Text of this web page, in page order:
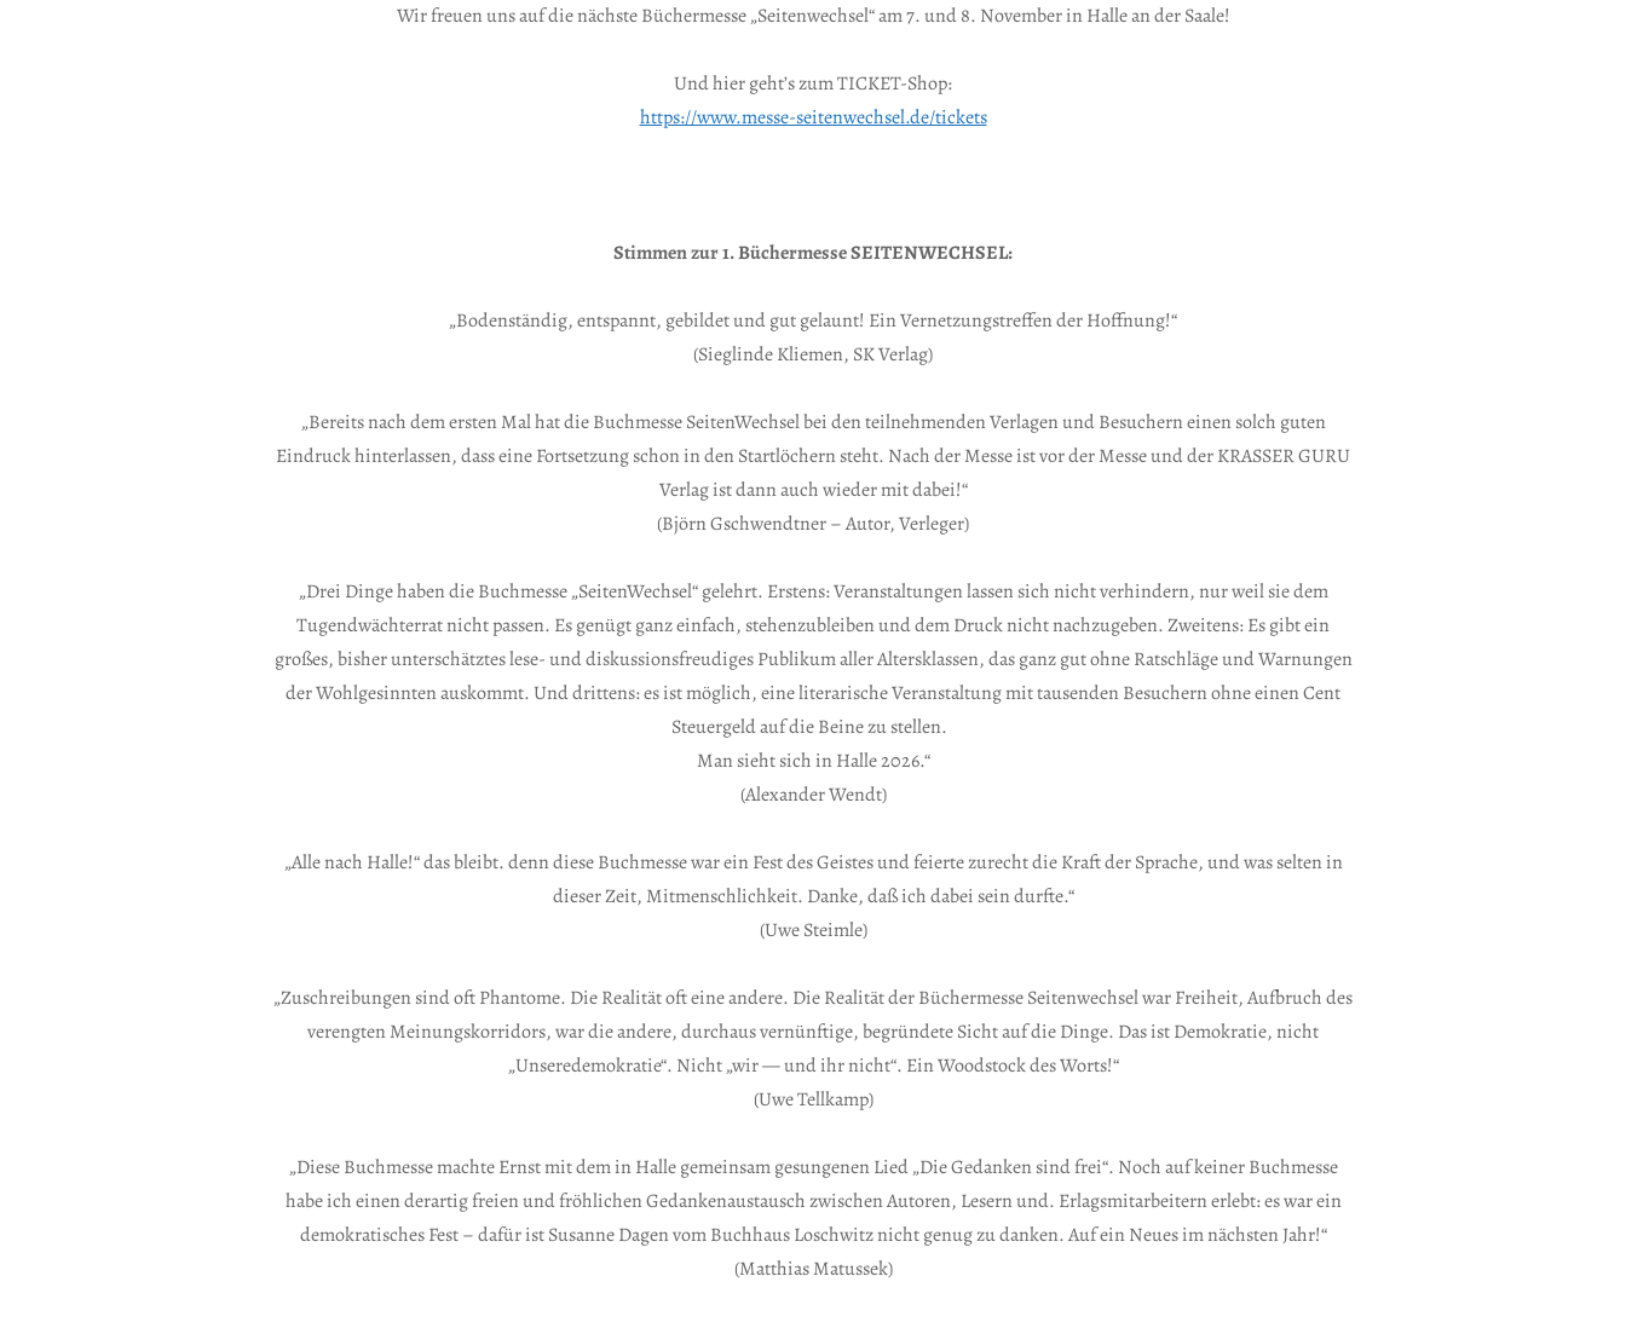
Wir freuen uns auf die nächste Büchermesse „Seitenwechsel“ am 7. und 8. November in Halle an der Saale!
Und hier geht’s zum TICKET-Shop:
https://www.messe-seitenwechsel.de/tickets
Stimmen zur 1. Büchermesse SEITENWECHSEL:
„Bodenständig, entspannt, gebildet und gut gelaunt! Ein Vernetzungstreffen der Hoffnung!“
(Sieglinde Kliemen, SK Verlag)
„Bereits nach dem ersten Mal hat die Buchmesse SeitenWechsel bei den teilnehmenden Verlagen und Besuchern einen solch guten
Eindruck hinterlassen, dass eine Fortsetzung schon in den Startlöchern steht. Nach der Messe ist vor der Messe und der KRASSER GURU
Verlag ist dann auch wieder mit dabei!“
(Björn Gschwendtner – Autor, Verleger)
„Drei Dinge haben die Buchmesse „SeitenWechsel“ gelehrt. Erstens: Veranstaltungen lassen sich nicht verhindern, nur weil sie dem
Tugendwächterrat nicht passen. Es genügt ganz einfach, stehenzubleiben und dem Druck nicht nachzugeben. Zweitens: Es gibt ein
großes, bisher unterschätztes lese- und diskussionsfreudiges Publikum aller Altersklassen, das ganz gut ohne Ratschläge und Warnungen
der Wohlgesinnten auskommt. Und drittens: es ist möglich, eine literarische Veranstaltung mit tausenden Besuchern ohne einen Cent
Steuergeld auf die Beine zu stellen.
Man sieht sich in Halle 2026.“
(Alexander Wendt)
„Alle nach Halle!“ das bleibt. denn diese Buchmesse war ein Fest des Geistes und feierte zurecht die Kraft der Sprache, und was selten in
dieser Zeit, Mitmenschlichkeit. Danke, daß ich dabei sein durfte.“
(Uwe Steimle)
„Zuschreibungen sind oft Phantome. Die Realität oft eine andere. Die Realität der Büchermesse Seitenwechsel war Freiheit, Aufbruch des
verengten Meinungskorridors, war die andere, durchaus vernünftige, begründete Sicht auf die Dinge. Das ist Demokratie, nicht
„Unseredemokratie“. Nicht „wir — und ihr nicht“. Ein Woodstock des Worts!“
(Uwe Tellkamp)
„Diese Buchmesse machte Ernst mit dem in Halle gemeinsam gesungenen Lied „Die Gedanken sind frei“. Noch auf keiner Buchmesse
habe ich einen derartig freien und fröhlichen Gedankenaustausch zwischen Autoren, Lesern und. Erlagsmitarbeitern erlebt: es war ein
demokratisches Fest – dafür ist Susanne Dagen vom Buchhaus Loschwitz nicht genug zu danken. Auf ein Neues im nächsten Jahr!“
(Matthias Matussek)